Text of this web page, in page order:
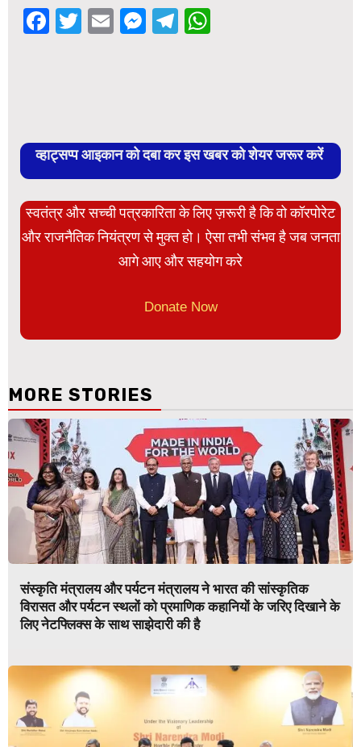
Facebook
Twitter
EmailMessenger
Telegram
व्हाट्सप्प आइकान को दबा कर इस खबर को शेयर जरूर करें
स्वतंत्र और सच्ची पत्रकारिता के लिए ज़रूरी है कि वो कॉरपोरेट
और राजनैतिक नियंत्रण से मुक्त हो। ऐसा तभी संभव है जब जनता
आगे आए और सहयोग करे
Donate Now
MORE STORIES
संस्कृति मंत्रालय और पर्यटन मंत्रालय ने भारत की सांस्कृतिक
विरासत और पर्यटन स्थलों को प्रमाणिक कहानियों के जरिए दिखाने के
लिए नेटफ्लिक्स के साथ साझेदारी की है